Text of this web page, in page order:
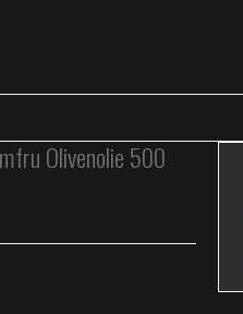
Olivenolie 500